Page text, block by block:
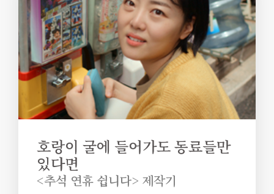
호랑이 굴에 들어가도 동료들만
있다면
<추석 연휴 쉽니다> 제작기